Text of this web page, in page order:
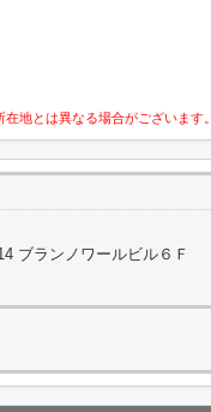
地とは異なる場合がございます。
ブランノワールビル６Ｆ